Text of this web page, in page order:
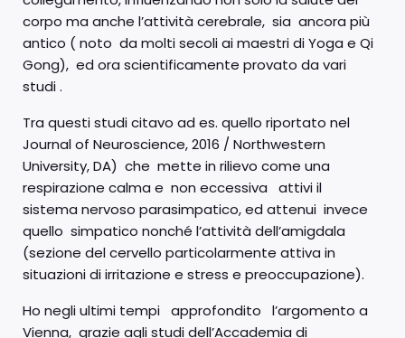
corpo ma anche l’attività cerebrale, sia ancora più
antico ( noto da molti secoli ai maestri di Yoga e Qi
Gong), ed ora scientificamente provato da vari
studi .
Tra questi studi citavo ad es. quello riportato nel
Journal of Neuroscience, 2016 / Northwestern
University, DA) che mette in rilievo come una
respirazione calma e non eccessiva attivi il
sistema nervoso parasimpatico, ed attenui invece
quello simpatico nonché l’attività dell’amigdala
(sezione del cervello particolarmente attiva in
situazioni di irritazione e stress e preoccupazione).
Ho negli ultimi tempi approfondito l’argomento a
Vienna, grazie agli studi dell’Accademia di